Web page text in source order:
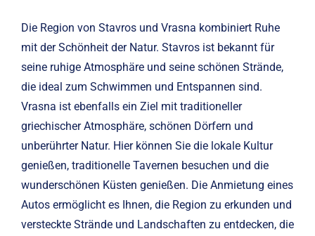
Die Region von Stavros und Vrasna kombiniert Ruhe
mit der Schönheit der Natur. Stavros ist bekannt für
seine ruhige Atmosphäre und seine schönen Strände,
die ideal zum Schwimmen und Entspannen sind.
Vrasna ist ebenfalls ein Ziel mit traditioneller
griechischer Atmosphäre, schönen Dörfern und
unberührter Natur. Hier können Sie die lokale Kultur
genießen, traditionelle Tavernen besuchen und die
wunderschönen Küsten genießen. Die Anmietung eines
Autos ermöglicht es Ihnen, die Region zu erkunden und
versteckte Strände und Landschaften zu entdecken, die